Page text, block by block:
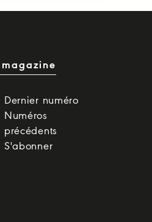
magazine
Dernier numéro
Numéros
précédents
S'abonner